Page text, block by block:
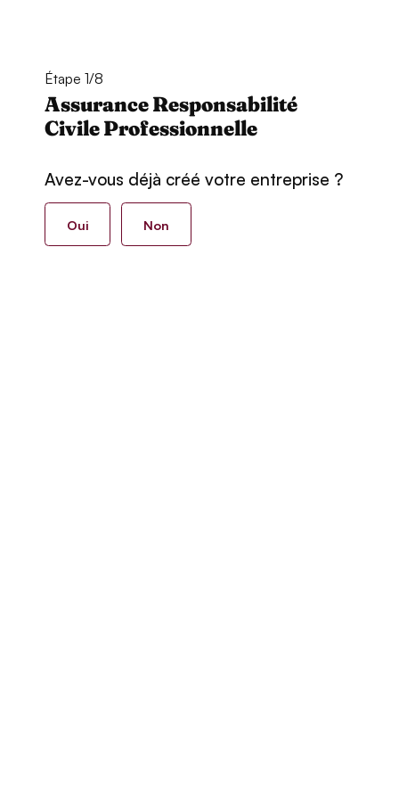
Étape 1/8
Assurance Responsabilité
Civile Professionnelle
Avez-vous déjà créé votre entreprise ?
Oui Non